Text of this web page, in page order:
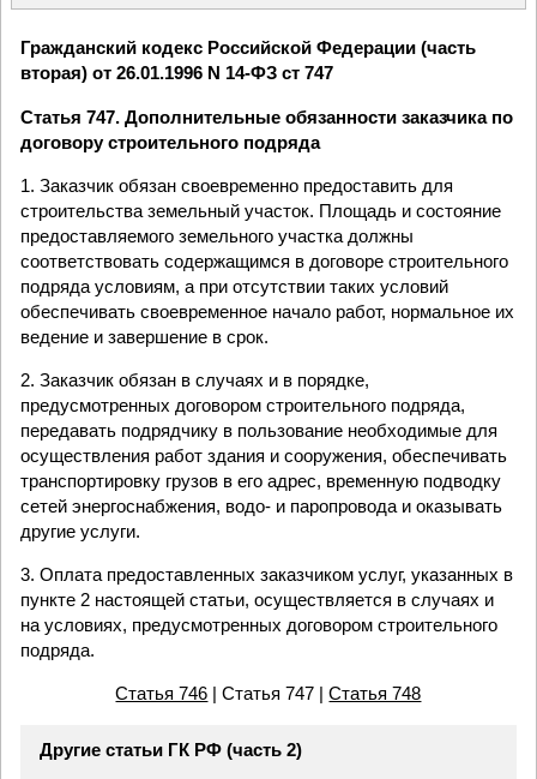
Гражданский кодекс Российской Федерации (часть
вторая) от 26.01.1996 N 14-ФЗ ст 747
Статья 747. Дополнительные обязанности заказчика по
договору строительного подряда
1. Заказчик обязан своевременно предоставить для
строительства земельный участок. Площадь и состояние
предоставляемого земельного участка должны
соответствовать содержащимся в договоре строительного
подряда условиям, а при отсутствии таких условий
обеспечивать своевременное начало работ, нормальное их
ведение и завершение в срок.
2. Заказчик обязан в случаях и в порядке,
предусмотренных договором строительного подряда,
передавать подрядчику в пользование необходимые для
осуществления работ здания и сооружения, обеспечивать
транспортировку грузов в его адрес, временную подводку
сетей энергоснабжения, водо- и паропровода и оказывать
другие услуги.
3. Оплата предоставленных заказчиком услуг, указанных в
пункте 2 настоящей статьи, осуществляется в случаях и
на условиях, предусмотренных договором строительного
подряда.
Статья 746 | Статья 747 |Статья 748
Другие статьи ГК РФ (часть 2)